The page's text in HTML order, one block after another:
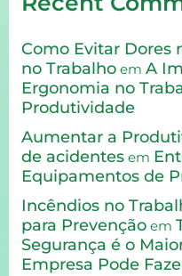
Como Evitar Dores
no Trabalho emA
Ergonomia no
Produtividade
Aumentar a
de acidentes em
Equipamentos de
Incêndios no
para Prevenção em
Segurança é o
Empresa Pode